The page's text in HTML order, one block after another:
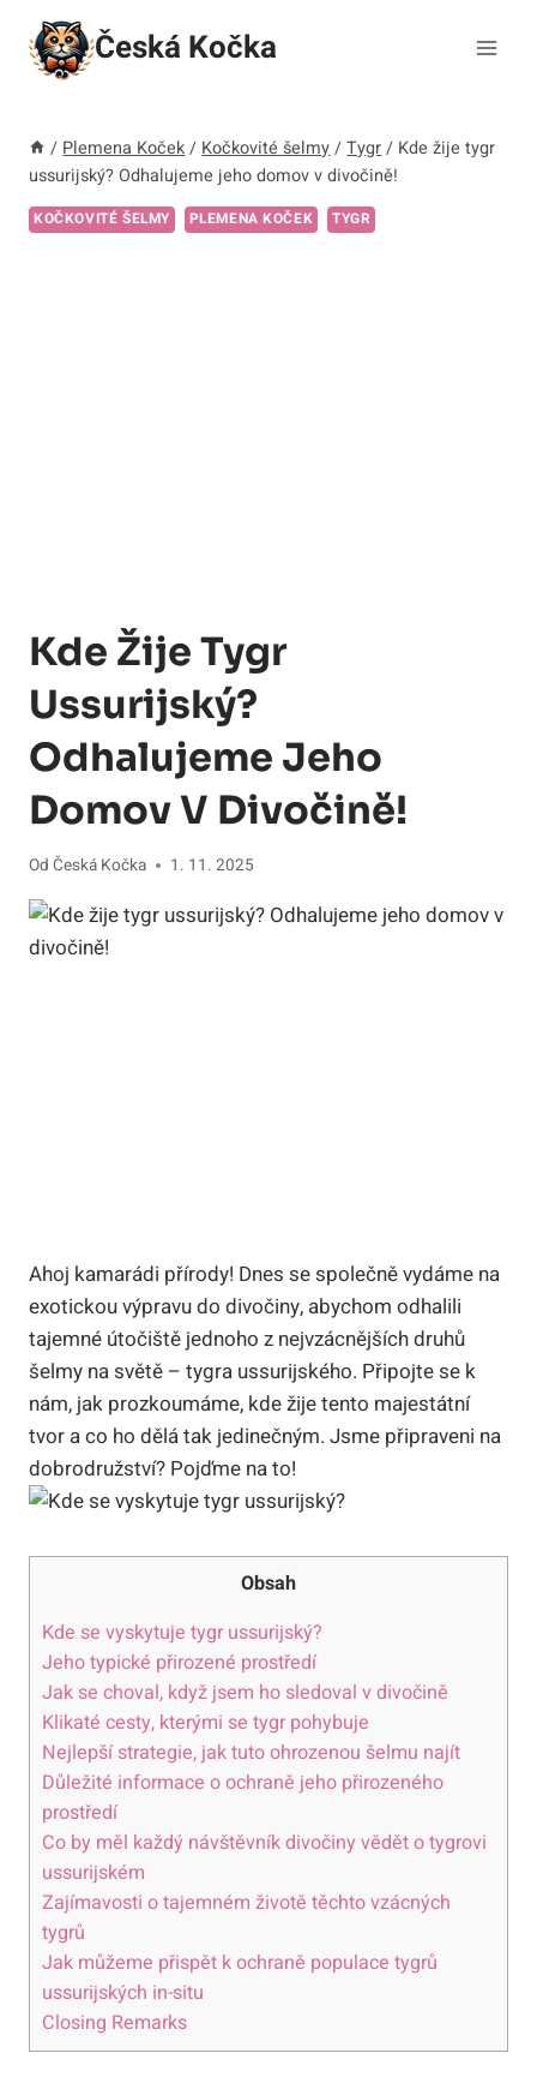
Přeskočit
obsah
Česká Kočka
/ Plemena Koček / Kočkovité šelmy / Tygr / Kde žije tygr
ussurijský? Odhalujeme jeho domov v divočině!
KOČKOVITÉ ŠELMY PLEMENA KOČEK TYGR
Kde Žije Tygr
Ussurijský?
Odhalujeme Jeho
Domov V Divočině!
Od Česká Kočka 1. 11. 2025
Ahoj kamarádi přírody! Dnes se společně vydáme na
exotickou výpravu do divočiny, abychom odhalili
tajemné útočiště jednoho z nejvzácnějších druhů
šelmy na světě – tygra ussurijského. Připojte se k
nám, jak prozkoumáme, kde žije tento majestátní
tvor a co ho dělá tak jedinečným. Jsme připraveni na
dobrodružství? Pojďme na to!
Obsah
Kde se vyskytuje tygr ussurijský?
Jeho typické přirozené prostředí
Jak se choval, když jsem ho sledoval v divočině
Klikaté cesty, kterými se tygr pohybuje
Nejlepší strategie, jak tuto ohrozenou šelmu najít
Důležité informace o ochraně jeho přirozeného
prostředí
Co by měl každý návštěvník divočiny vědět o tygrovi
ussurijském
Zajímavosti o tajemném životě těchto vzácných
tygrů
Jak můžeme přispět k ochraně populace tygrů
ussurijských in-situ
Closing Remarks